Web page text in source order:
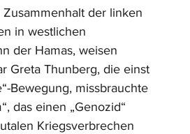
der linken
in westlichen
der Hamas, weisen
Greta Thunberg, die einst
Bewegung, missbrauchte
das einen „Genozid“
Kriegsverbrechen